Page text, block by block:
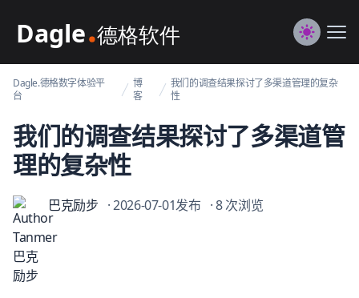
Dagle@数字体验管理
Switch
Dagle.德格数字体验平
台
博
客
我们的调查结果探讨了多渠道管理的复杂
性
我们的调查结果探讨了多渠道管
理的复杂性
巴克励步 · 2026-07-01发布 · 8 次浏览